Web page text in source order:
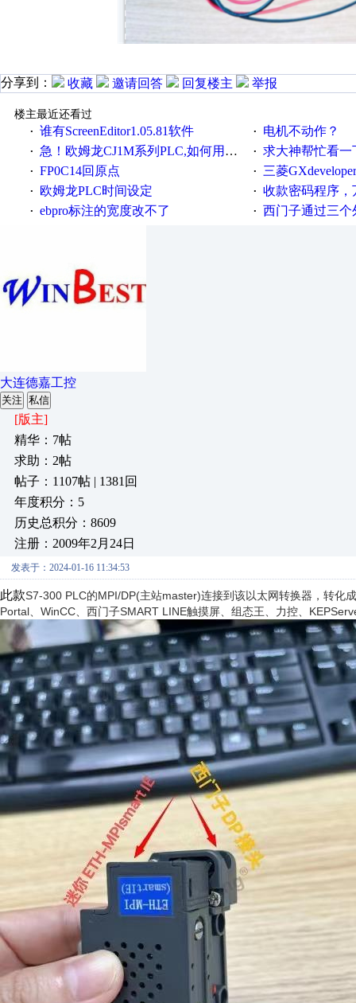
分享到： 收藏 邀请回答 回复楼主 举报
楼主最近还看过
· 谁有ScreenEditor1.05.81软件 · 电机不动作？
· 急！欧姆龙CJ1M系列PLC,如何用时间控制变频器。要求时间在组态王中可以自由输入！拜托各位大神了！ · 求大神帮忙看一
· FP0C14回原点 · 三菱
· 欧姆龙PLC时间设定 · 收款密码程序
· ebpro标注的宽度改不了 · 西门子通过三个外
大连德嘉工控
关注 私信
[版主]
精华：7帖
求助：2帖
帖子：1107帖 | 1381回
年度积分：5
历史总积分：8609
注册：2009年2月24日
发表于：2024-01-16 11:34:53
此款S7-300 PLC的MPI/DP(主站master)连接到该以太网转换器，转化
Portal、WinCC、西门子SMART LINE触摸屏、组态王、力控、